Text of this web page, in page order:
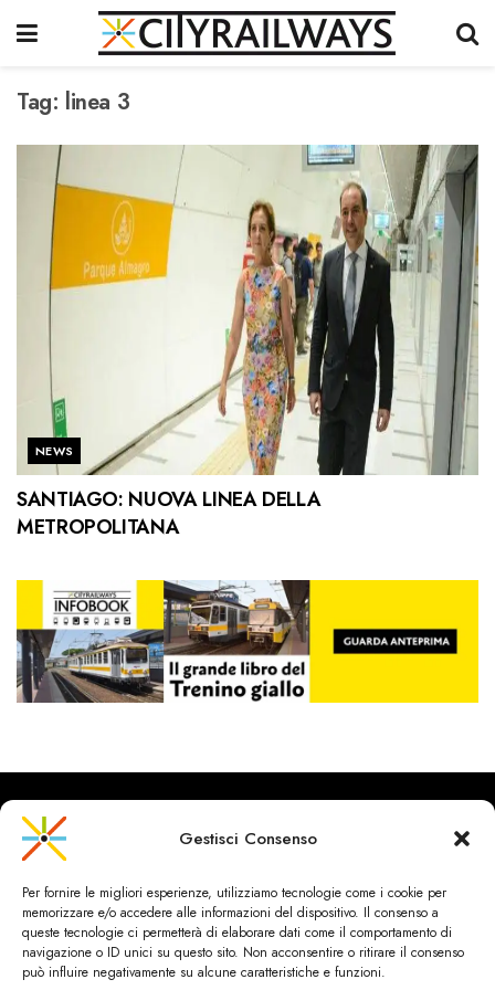
Gestisci Consenso
Per fornire le migliori esperienze, utilizziamo tecnologie come i cookie per
memorizzare e/o accedere alle informazioni del dispositivo. Il consenso a
queste tecnologie ci permetterà di elaborare dati come il comportamento di
navigazione o ID unici su questo sito. Non acconsentire o ritirare il consenso
può influire negativamente su alcune caratteristiche e funzioni.
Tag: linea 3
NEWS
SANTIAGO: NUOVA LINEA DELLA
METROPOLITANA
CityRailways è un sito indipendente che discute argomenti di
urbanistica e trasporto collettivo argomentando con metodo
scientifico sulla base di dati ed esperienze.